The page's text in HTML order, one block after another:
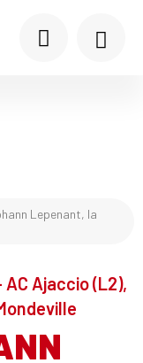
Lepenant, la
AC Ajaccio (L2),